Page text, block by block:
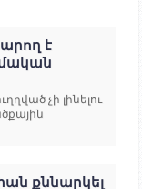
է
չի լինելու
քննարկել